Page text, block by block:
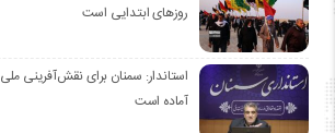
روزهای ابتدایی است
استاندار: سمنان برای نقش‌آفرینی
آماده است